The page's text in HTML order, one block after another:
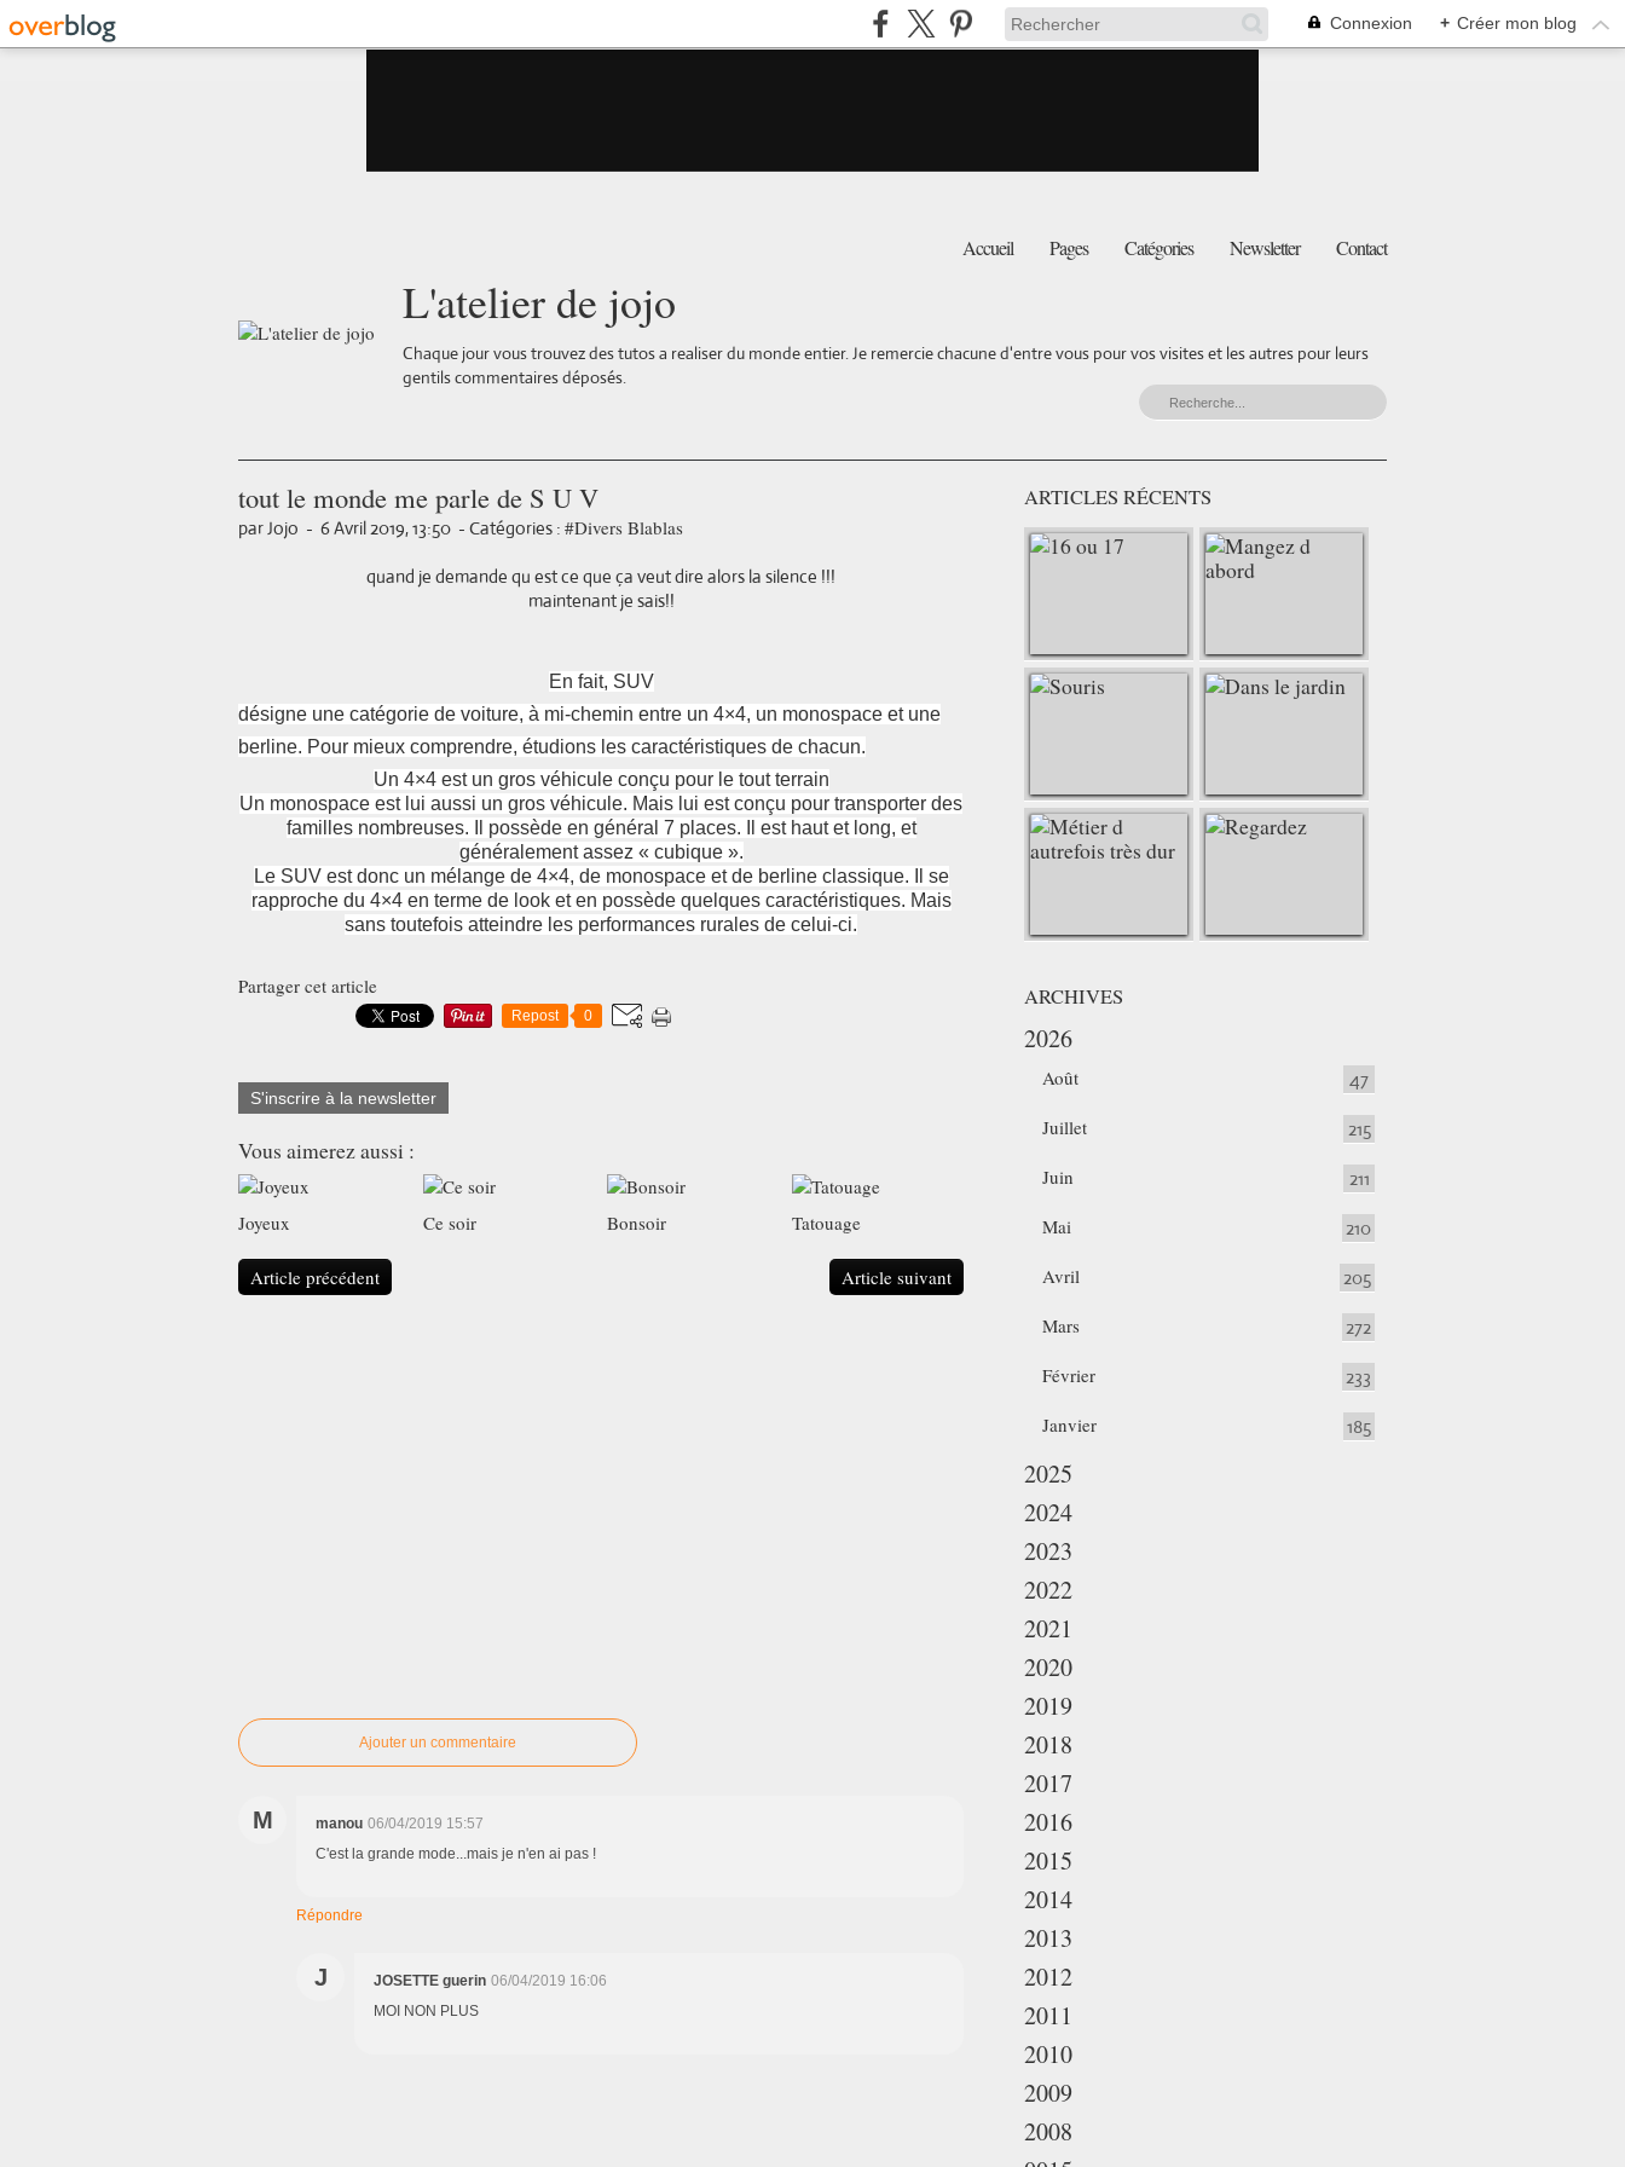
Connexion + Créer mon blog
Accueil Pages Catégories Newsletter Contact
L'atelier de jojo
Chaque jour vous trouvez des tutos a realiser du monde entier. Je remercie chacune d'entre vous pour vos visites et les autres pour leurs
gentils commentaires déposés.
tout le monde me parle de S U V
par Jojo - 6 Avril 2019, 13:50 - Catégories : #Divers Blablas
quand je demande qu est ce que ça veut dire alors la silence !!!
maintenant je sais!!
En fait, SUV
désigne une catégorie de voiture, à mi-chemin entre un 4×4, un monospace et une
berline. Pour mieux comprendre, étudions les caractéristiques de chacun.
Un 4×4 est un gros véhicule conçu pour le tout terrain
Un monospace est lui aussi un gros véhicule. Mais lui est conçu pour transporter des
familles nombreuses. Il possède en général 7 places. Il est haut et long, et
généralement assez « cubique ».
Le SUV est donc un mélange de 4×4, de monospace et de berline classique. Il se
rapproche du 4×4 en terme de look et en possède quelques caractéristiques. Mais
sans toutefois atteindre les performances rurales de celui-ci.
Partager cet article
Repost 0
S'inscrire à la newsletter
Vous aimerez aussi :
Joyeux Ce soir Bonsoir Tatouage
Article précédent Article suivant
Ajouter un commentaire
M manou 06/04/2019 15:57
C'est la grande mode...mais je n'en ai pas !
Répondre
J JOSETTE guerin 06/04/2019 16:06
MOI NON PLUS
ARTICLES RÉCENTS
ARCHIVES
2026
Août 47
Juillet 215
Juin 211
Mai 210
Avril 205
Mars 272
Février 233
Janvier 185
2025
2024
2023
2022
2021
2020
2019
2018
2017
2016
2015
2014
2013
2012
2011
2010
2009
2008